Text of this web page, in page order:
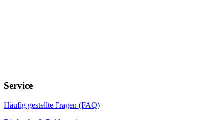
Versand- und Lieferbedingungen